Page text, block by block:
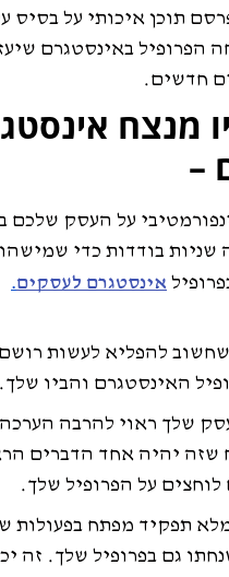
תוכן איכותי על בסיס
הפרופיל באינסטגרם
חדשים.
מנצח
–
על העסק שלכם
שניות בודדות כדי
אינסטגרם לעסקים.
להפליא לעשות
האינסטגרם והביו שלך.
שלך ראוי להרבה הערכה
שזה יהיה אחד הדברים
על הפרופיל שלך.
תפקיד מפתח בפעולות
גם בפרופיל שלך. זה